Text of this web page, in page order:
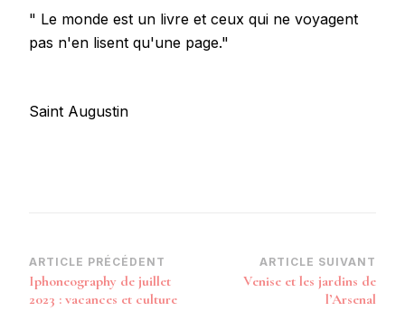
" Le monde est un livre et ceux qui ne voyagent
pas n'en lisent qu'une page."
Saint Augustin
Navigation
d’article
ARTICLE PRÉCÉDENT
Iphoneography de juillet
2023 : vacances et culture
ARTICLE SUIVANT
Venise et les jardins de
l’Arsenal